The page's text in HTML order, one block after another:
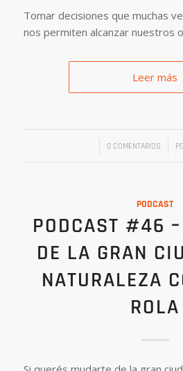
Tomar decisiones que muchas
nos permiten alcanzar nuestros
Leer más
0 COMENTARIOS
/
PODCAST
PODCAST #46
DE LA GRAN
NATURALEZA
ROLA